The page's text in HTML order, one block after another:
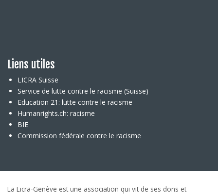
Liens utiles
LICRA Suisse
Service de lutte contre le racisme (Suisse)
Education 21: lutte contre le racisme
Humanrights.ch: racisme
BIE
Commission fédérale contre le racisme
La Licra-Genève est une association qui vit de ses dons et